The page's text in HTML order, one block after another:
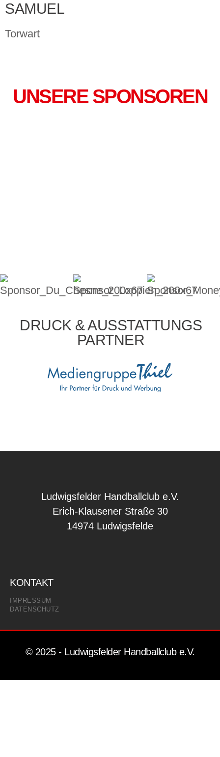
SAMUEL
Torwart
UNSERE SPONSOREN
DRUCK & AUSSTATTUNGS
PARTNER
Ludwigsfelder Handballclub e.V.
Erich-Klausener Straße 30
14974 Ludwigsfelde
KONTAKT
IMPRESSUM
DATENSCHUTZ
© 2025 - Ludwigsfelder Handballclub e.V.